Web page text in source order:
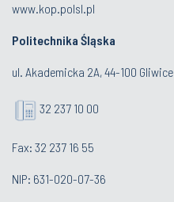
www.kop.polsl.pl
Politechnika Śląska
ul. Akademicka 2A, 44-100 Gliwice
32 237 10 00
Fax: 32 237 16 55
NIP: 631-020-07-36